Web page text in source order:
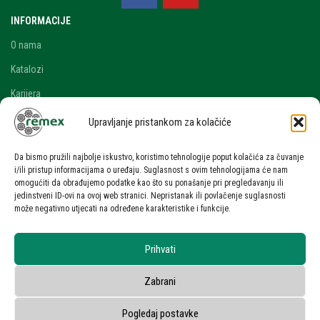
Upravljanje pristankom za kolačiće
Da bismo pružili najbolje iskustvo, koristimo tehnologije poput kolačića za čuvanje
i/ili pristup informacijama o uređaju. Suglasnost s ovim tehnologijama će nam
omogućiti da obrađujemo podatke kao što su ponašanje pri pregledavanju ili
jedinstveni ID-ovi na ovoj web stranici. Nepristanak ili povlačenje suglasnosti
može negativno utjecati na određene karakteristike i funkcije.
Prihvati
Zabrani
Pogledaj postavke
INFORMACIJE
O nama
Katalozi
Karijera
Blog i novosti
RAČUN
Moj račun
Zahtjev za ponudom
UVJETI KORIŠTENJA
Uvjeti korištenja stranice